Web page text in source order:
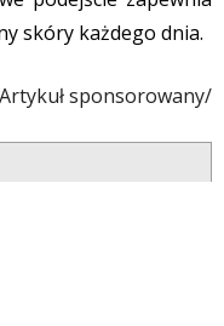
skóry każdego dnia.
sponsorowany/